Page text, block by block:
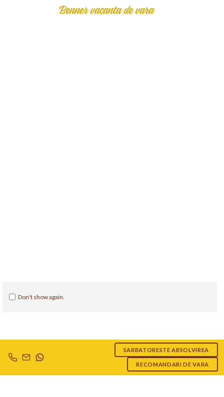
Benner vacanta de vara
Don't show again.
SARBATORESTE ABSOLVIREA
RECOMANDARI DE VARA